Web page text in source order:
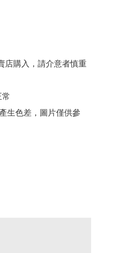
店購入，請介意者慎重
生色差，圖片僅供參